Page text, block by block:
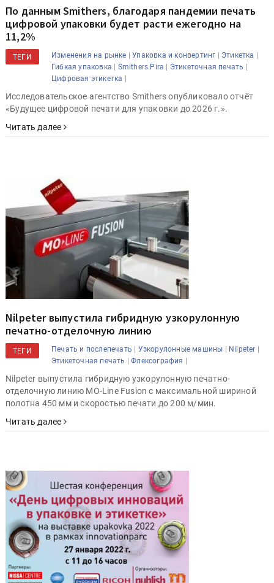
По данным Smithers, благодаря пандемии печать
цифровой упаковки будет расти ежегодно на
11,2%
ТЕГИ Изменения на рынке |Упаковка и конвертинг | Этикетка |
Гибкая упаковка | Smithers Pira | Этикеточная печать |
Цифровая этикетка |
Исследовательское агентство Smithers опубликовало отчёт
«Будущее цифровой печати для упаковки до 2026 г.».
Читать далее
Nilpeter выпустила гибридную узкорулонную
печатно-отделочную линию
ТЕГИ Печать и послепечать | Узкорулонные машины | Nilpeter |
Этикеточная печать |Флексография |
Nilpeter выпустила гибридную узкорулонную печатно-
отделочную линию MO-Line Fusion с максимальной шириной
полотна 450 мм и скоростью печати до 200 м/мин.
Читать далее